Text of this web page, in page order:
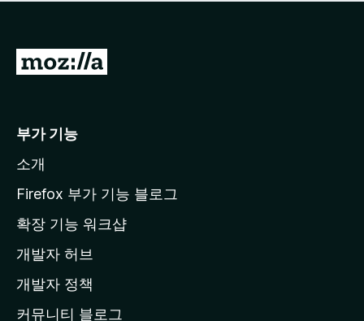
점
습
니
M
l
a
페
이
지
부가 기능
소개
Firefox 부가 기능 블로그
확장 기능 워크샵
개발자 허브
개발자 정책
커뮤니티 블로그